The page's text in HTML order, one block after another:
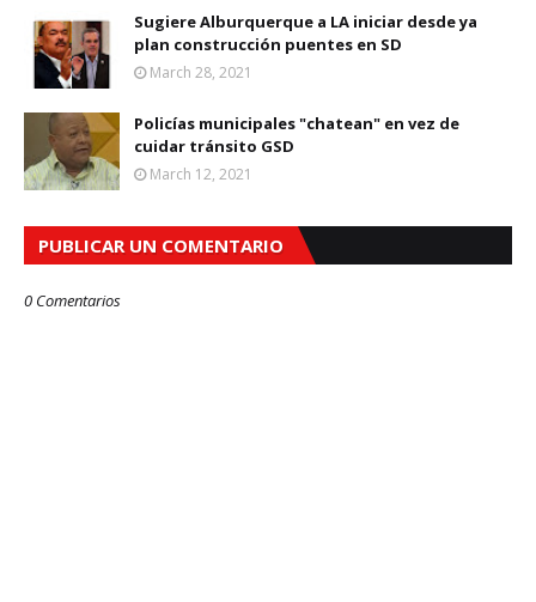
Sugiere Alburquerque a LA iniciar desde ya
plan construcción puentes en SD
March 28, 2021
Policías municipales "chatean" en vez de
cuidar tránsito GSD
March 12, 2021
PUBLICAR UN COMENTARIO
0 Comentarios